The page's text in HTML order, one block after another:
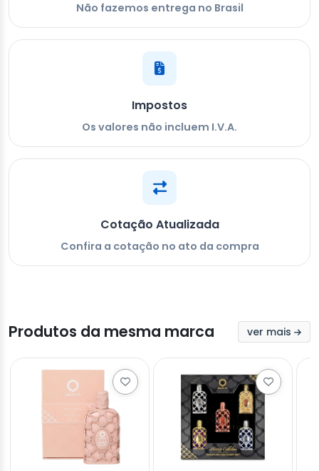
Não fazemos entrega no Brasil
Impostos
Os valores não incluem I.V.A.
Cotação Atualizada
Confira a cotação no ato da compra
Produtos da mesma marca ver mais